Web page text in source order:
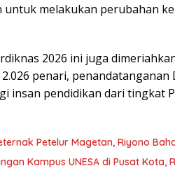
melakukan perubahan
2026 ini juga
penari, penandatanganan
insan pendidikan dari tingkat
Petelur Magetan, Riyono
Kampus UNESA di Pusat